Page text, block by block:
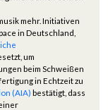
mehr. Initiativen
in Deutschland,
um
beim Schweißen
in Echtzeit zu
(AIA) bestätigt, dass